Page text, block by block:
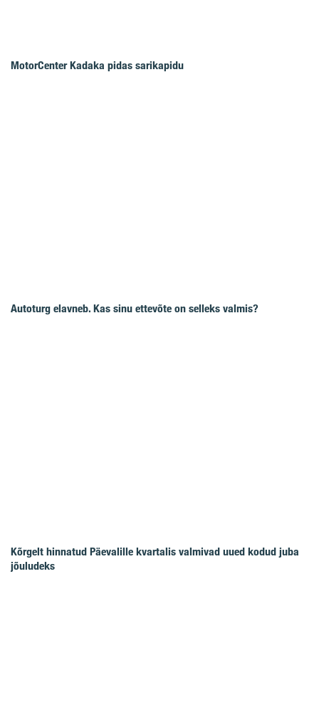
MotorCenter Kadaka pidas sarikapidu
Autoturg elavneb. Kas sinu ettevõte on selleks valmis?
Kõrgelt hinnatud Päevalille kvartalis valmivad uued kodud juba
jõuludeks